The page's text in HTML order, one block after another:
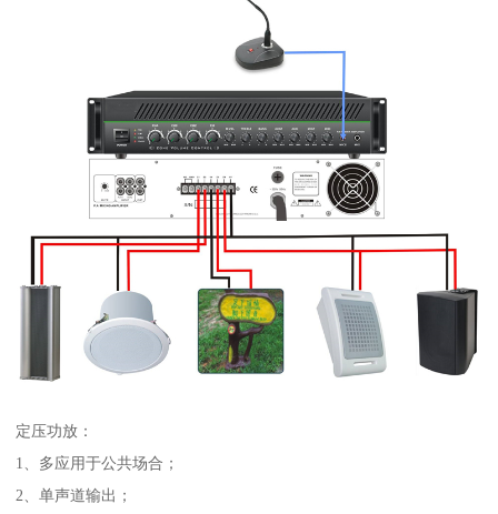
定压功放：
1、多应用于公共场合；
2、单声道输出；